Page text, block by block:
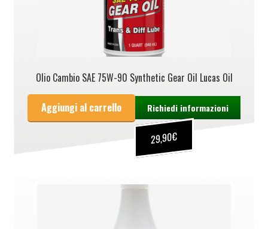
Olio Cambio SAE 75W-90 Synthetic Gear Oil Lucas Oil
29,90€
Aggiungi al carrello Richiedi informazioni